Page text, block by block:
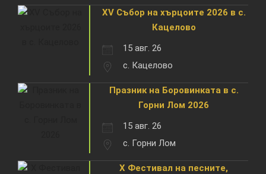
XV Събор на хърцоите 2026 в с.
Кацелово
15 авг. 26
с. Кацелово
Празник на Боровинката в с.
Горни Лом 2026
15 авг. 26
с. Горни Лом
X Фестивал на песните,